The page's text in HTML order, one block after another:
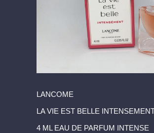
LANCOME
LA VIE EST BELLE
4 ML EAU DE PARFUM INTENSE